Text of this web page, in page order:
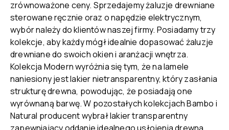
zrównoważone ceny. Sprzedajemy żaluzje drewniane
sterowane ręcznie oraz o napędzie elektrycznym,
wybór należy do klientów naszej firmy. Posiadamy trzy
kolekcje, aby każdy mógł idealnie dopasować żaluzje
drewniane do swoich okien i aranżacji wnętrza.
Kolekcja Modern wyróżnia się tym, że na lamele
naniesiony jest lakier nietransparentny, który zasłania
strukturę drewna, powodując, że posiadają one
wyrównaną barwę. W pozostałych kolekcjach Bambo i
Natural producent wybrał lakier transparentny